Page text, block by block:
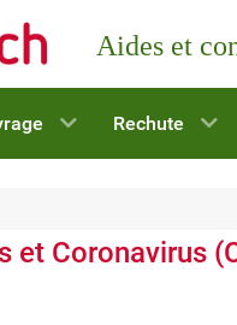
Aides et
Rechute
et Coronavirus